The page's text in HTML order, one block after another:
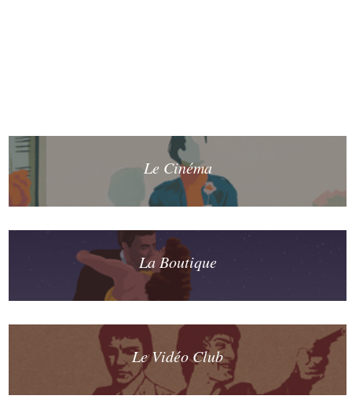
Le Cinéma
La Boutique
Le Vidéo Club